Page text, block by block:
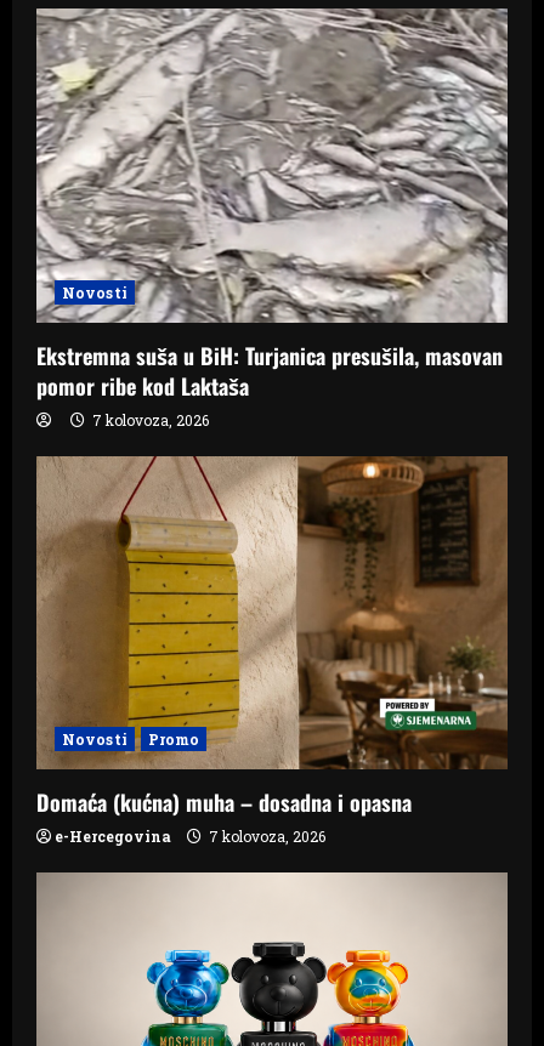
Novosti
Ekstremna suša u BiH: Turjanica presušila, masovan
pomor ribe kod Laktaša
7 kolovoza, 2026
Novosti Promo
Domaća (kućna) muha – dosadna i opasna
e-Hercegovina 7 kolovoza, 2026